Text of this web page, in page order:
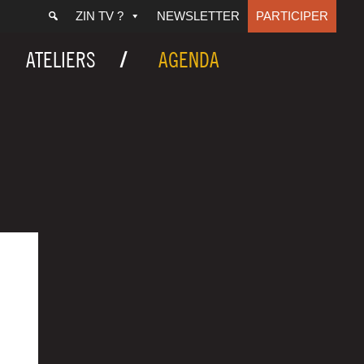
ZIN TV ? NEWSLETTER PARTICIPER
ATELIERS AGENDA